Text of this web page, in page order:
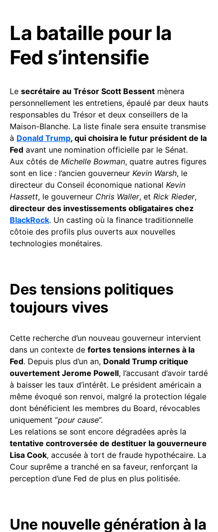
La bataille pour la
Fed s’intensifie
Le secrétaire au Trésor Scott Bessent mènera
personnellement les entretiens, épaulé par deux hauts
responsables du Trésor et deux conseillers de la
Maison-Blanche. La liste finale sera ensuite transmise
à Donald Trump, qui choisira le futur président de la
Fed avant une nomination officielle par le Sénat.
Aux côtés de Michelle Bowman, quatre autres figures
sont en lice : l’ancien gouverneur Kevin Warsh, le
directeur du Conseil économique national Kevin
Hassett, le gouverneur Chris Waller, et Rick Rieder,
directeur des investissements obligataires chez
BlackRock. Un casting où la finance traditionnelle
côtoie des profils plus ouverts aux nouvelles
technologies monétaires.
Des tensions politiques
toujours vives
Cette recherche d’un nouveau gouverneur intervient
dans un contexte de fortes tensions internes à la
Fed. Depuis plus d’un an, Donald Trump critique
ouvertement Jerome Powell, l’accusant d’avoir tardé
à baisser les taux d’intérêt. Le président américain a
même évoqué son renvoi, malgré la protection légale
dont bénéficient les membres du Board, révocables
uniquement “pour cause”.
Les relations se sont encore dégradées après la
tentative controversée de destituer la gouverneure
Lisa Cook, accusée à tort de fraude hypothécaire. La
Cour suprême a tranché en sa faveur, renforçant la
perception d’une Fed de plus en plus politisée.
Une nouvelle génération à la